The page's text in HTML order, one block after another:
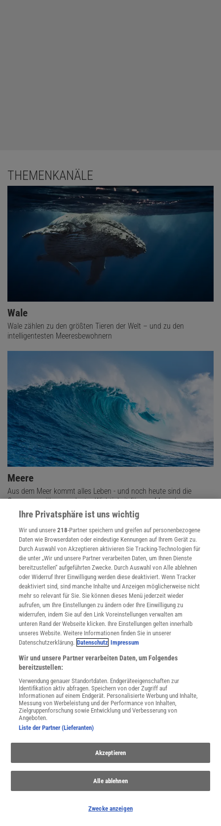
THEMENKANÄLE
Wale
Wale zählen zu den größten Tieren der Welt – und zu den
intelligentesten Meeresbewohnern
Meere
Aus dem Meer kommt alles Leben - und noch heute sind die
Ozeane von übergeordneter Wichtigkeit für uns Menschen.
Korallenriffe
Korallenriffe sind komplexe Ökosysteme, die Lebensraum bieten
und Küsten schützen. Ihr Schutz ist entscheidend für die marine
Biodiversität.
Ihre Privatsphäre ist uns wichtig
Wir und unsere218-Partner speichern und greifen auf personenbezogene
Daten wie Browserdaten oder eindeutige Kennungen auf Ihrem Gerät zu.
Durch Auswahl von Akzeptieren aktivieren Sie Tracking-Technologien für
die unter „Wir und unsere Partner verarbeiten Daten, um Ihnen Dienste
bereitzustellen“ aufgeführten Zwecke. Durch Auswahl von Alle ablehnen
oder Widerruf Ihrer Einwilligung werden diese deaktiviert. Wenn Tracker
deaktiviert sind, sind manche Inhalte und Anzeigen möglicherweise nicht
mehr so relevant für Sie. Sie können dieses Menü jederzeit wieder
aufrufen, um Ihre Einstellungen zu ändern oder Ihre Einwilligung zu
widerrufen, indem Sie auf den Link Voreinstellungen verwalten am
unteren Rand der Webseite klicken. Ihre Einstellungen gelten innerhalb
unseres Website. Weitere Informationen finden Sie in unserer
Datenschutzerklärung. Datenschutz Impressum
Wir und unsere Partner verarbeiten Daten, um Folgendes
bereitzustellen:
Verwendung genauer Standortdaten. Endgeräteeigenschaften zur
Identifikation aktiv abfragen. Speichern von oder Zugriff auf
Informationen auf einem Endgerät. Personalisierte Werbung und Inhalte,
Messung von Werbeleistung und der Performance von Inhalten,
Zielgruppenforschung sowie Entwicklung und Verbesserung von
Angeboten.
Liste der Partner (Lieferanten)
Akzeptieren
Alle ablehnen
Zwecke anzeigen